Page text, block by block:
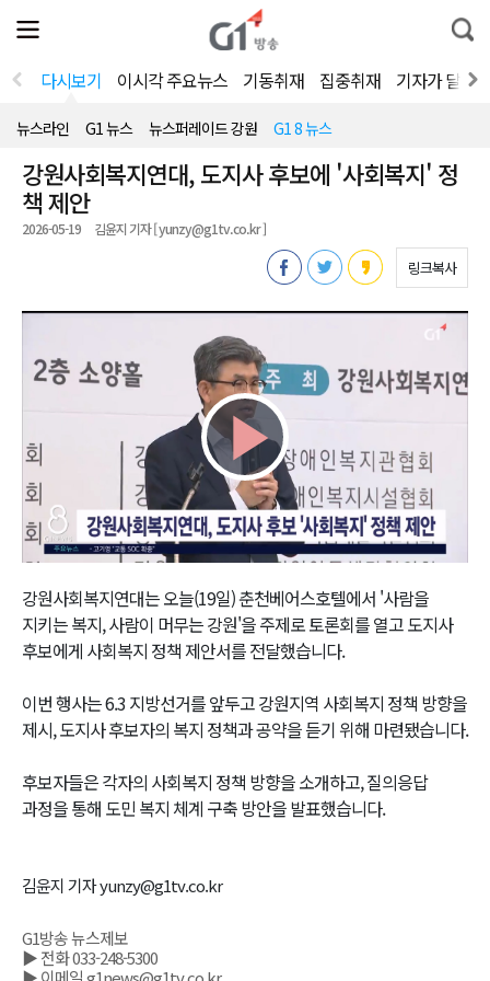
전
체
뉴
열
통
합
색
다시보기 이시각 주요뉴스 기동취재 집중취재 기자가 달려
뉴스라인 G1 뉴스 뉴스퍼레이드 강원 G1 8 뉴스
강원사회복지연대, 도지사 후보에 '사회복지' 정
책 제안
2026-05-19 김윤지 기자 [ yunzy@g1tv.co.kr ]
링크복사
Play
Video
강원사회복지연대는 오늘(19일) 춘천베어스호텔에서 '사람을
지키는 복지, 사람이 머무는 강원'을 주제로 토론회를 열고 도지사
후보에게 사회복지 정책 제안서를 전달했습니다.
이번 행사는 6.3 지방선거를 앞두고 강원지역 사회복지 정책 방향을
제시, 도지사 후보자의 복지 정책과 공약을 듣기 위해 마련됐습니다.
후보자들은 각자의 사회복지 정책 방향을 소개하고, 질의응답
과정을 통해 도민 복지 체계 구축 방안을 발표했습니다.
김윤지 기자 yunzy@g1tv.co.kr
G1방송 뉴스제보
▶ 전화 033-248-5300